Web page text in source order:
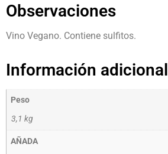
Observaciones
Vino Vegano. Contiene sulfitos.
Información adicional
Peso
3,1 kg
AÑADA